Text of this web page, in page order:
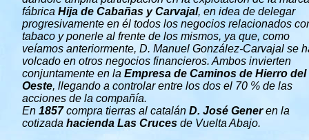
fábrica Hija de Cabañas y Carvajal, en idea de delegar
progresivamente en él todos los negocios relacionados
tabaco y ponerle al frente de los mismos, ya que, como
veíamos anteriormente, D. Manuel González-Carvajal se
volcado en otros negocios financieros. Ambos invierten
conjuntamente en la Empresa de Caminos de Hierro del
Oeste, llegando a controlar entre los dos el 70 % de las
acciones de la compañía.
En 1857compra tierras al catalán D. José Generen la
cotizada hacienda Las Cruces de Vuelta Abajo.